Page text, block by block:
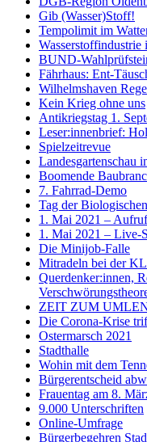
Gib (Wasser)Stoff!
Tempolimit im
Wasserstoffindustrie
BUND-
Fährhaus: Ent-
Wilhelmshaven
Kein Krieg ohne uns
Antikriegstag 1.
Leser:innenbrief:
Spielzeitrevue
Landesgartenschau
Boomende
7. Fahrrad-Demo
Tag der
1. Mai 2021 –
1. Mai 2021 – Live-
Die Minijob-Falle
Mitradeln bei der
Querdenker:innen,
ZEIT ZUM
Die Corona-Krise
Ostermarsch 2021
Stadthalle
Wohin mit dem
Bürgerentscheid
Frauentag am 8.
9.000 Unterschriften
Online-Umfrage
Bürgerbegehren